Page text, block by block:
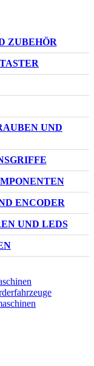
ZUBEHÖR
UND
ENCODER
UND LEDS